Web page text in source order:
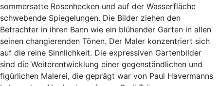
sommersatte Rosenhecken und auf der Wasserfläche
schwebende Spiegelungen. Die Bilder ziehen den
Betrachter in ihren Bann wie ein blühender Garten in allen
seinen changierenden Tönen. Der Maler konzentriert sich
auf die reine Sinnlichkeit. Die expressiven Gartenbilder
sind die Weiterentwicklung einer gegenständlichen und
figürlichen Malerei, die geprägt war von Paul Havermanns